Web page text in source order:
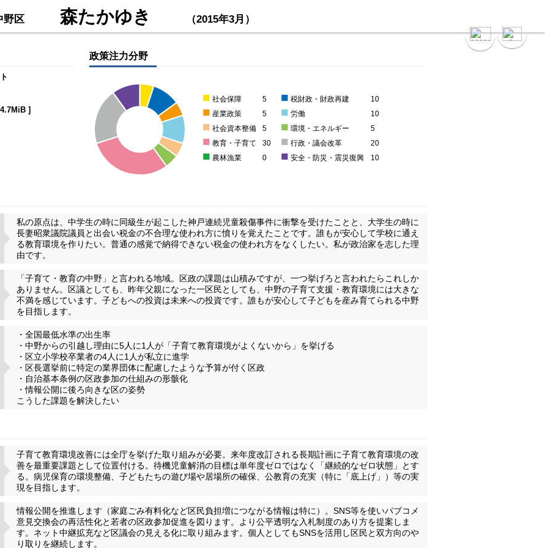
野区 森たかゆき （2015年3月）
4.7MiB ]
政策注力分野
■ 社会保障 5 ■ 税財政・財政再建 10
■ 産業政策 5 ■ 労働 10
■ 社会資本整備 5 ■ 環境・エネルギー 5
■ 教育・子育て 30 ■ 行政・議会改革 20
■ 農林漁業 0 ■ 安全・防災・震災復興 10
私の原点は、中学生の時に同級生が起こした神戸連続児童殺傷事件に衝撃を受けたことと、大学生の時に
長妻昭衆議院議員と出会い税金の不合理な使われ方に憤りを覚えたことです。誰もが安心して学校に通え
る教育環境を作りたい。普通の感覚で納得できない税金の使われ方をなくしたい。私が政治家を志した理
由です。
「子育て・教育の中野」と言われる地域。区政の課題は山積みですが、一つ挙げろと言われたらこれしか
ありません。区議としても、昨年父親になった一区民としても、中野の子育て支援・教育環境には大きな
不満を感じています。子どもへの投資は未来への投資です。誰もが安心して子どもを産み育てられる中野
を目指します。
・全国最低水準の出生率
・中野からの引越し理由に5人に1人が「子育て教育環境がよくないから」を挙げる
・区立小学校卒業者の4人に1人が私立に進学
・区長選挙前に特定の業界団体に配慮したような予算が付く区政
・自治基本条例の区政参加の仕組みの形骸化
・情報公開に後ろ向きな区の姿勢
こうした課題を解決したい
子育て教育環境改善には全庁を挙げた取り組みが必要。来年度改訂される長期計画に子育て教育環境の改
善を最重要課題として位置付ける。待機児童解消の目標は単年度ゼロではなく「継続的なゼロ状態」とす
る。病児保育の環境整備、子どもたちの遊び場や居場所の確保、公教育の充実（特に「底上げ」）等の実
現を目指します。
情報公開を推進します（家庭ごみ有料化など区民負担増につながる情報は特に）。SNS等を使いパブコメ
意見交換会の再活性化と若者の区政参加促進を図ります。より公平透明な入札制度のあり方を提案しま
す。ネット中継拡充など区議会の見える化に取り組みます。個人としてもSNSを活用し区民と双方向のや
り取りを継続します。